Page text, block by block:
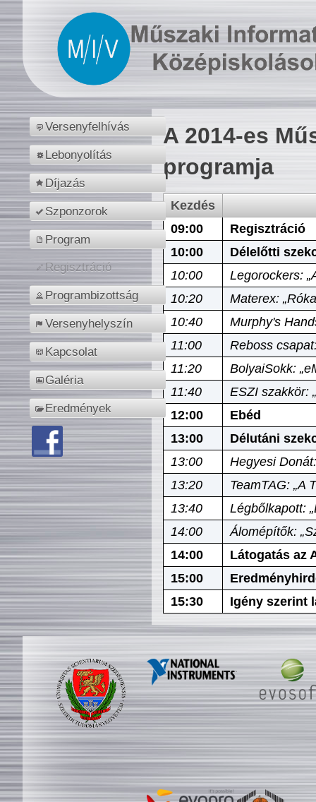
Versenyfelhívás
Lebonyolítás
Díjazás
Szponzorok
Program
Regisztráció
Programbizottság
Versenyhelyszín
Kapcsolat
Galéria
Eredmények
A 2014-es
programja
Kezdés
09:00
Regisztráció
10:00
Délelőtti
10:00
Legorockers:
10:20
Materex:
10:40
Murphy's
11:00
Reboss
11:20
BolyaiSokk:
11:40
ESZI szakkör:
12:00
Ebéd
13:00
Délutáni
13:00
Hegyesi
13:20
TeamTAG: „A
13:40
Légbőlkapott:
14:00
Álomépítők:
14:00
Látogatás az
15:00
15:30
Igény szerint